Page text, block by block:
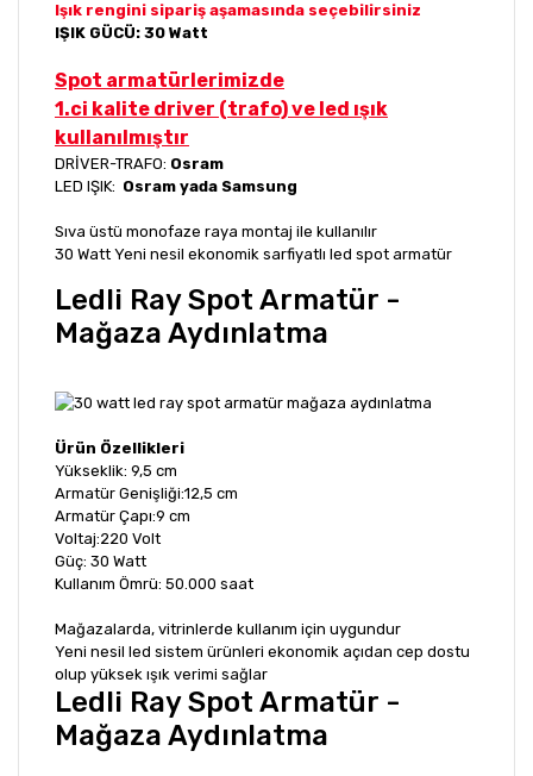
Işık rengini sipariş aşamasında seçebilirsiniz
IŞIK GÜCÜ: 30 Watt
Spot armatürlerimizde
1.ci kalite driver (trafo) ve led ışık
kullanılmıştır
DRİVER-TRAFO: Osram
LED IŞIK: Osram yada Samsung
Sıva üstü monofaze raya montaj ile kullanılır
30 Watt Yeni nesil ekonomik sarfiyatlı led spot armatür
Ledli Ray Spot Armatür -
Mağaza Aydınlatma
Ürün Özellikleri
Yükseklik: 9,5 cm
Armatür Genişliği:12,5 cm
Armatür Çapı:9 cm
Voltaj:220 Volt
Güç: 30 Watt
Kullanım Ömrü: 50.000 saat
Mağazalarda, vitrinlerde kullanım için uygundur
Yeni nesil led sistem ürünleri ekonomik açıdan cep dostu
olup yüksek ışık verimi sağlar
Ledli Ray Spot Armatür -
Mağaza Aydınlatma